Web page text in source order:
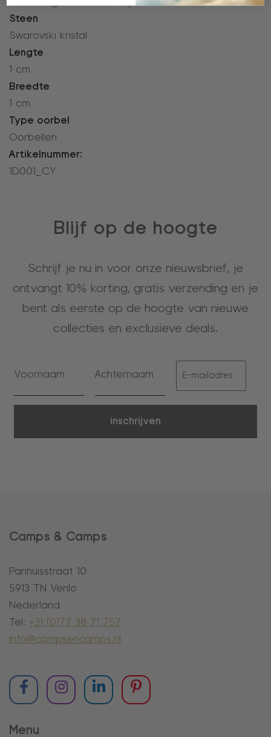
Steen
Swarovski kristal
Lengte
1 cm
Breedte
1 cm
Type oorbel
Oorbellen
Artikelnummer:
1D001_CY
Blijf op de hoogte
Schrijf je nu in voor onze nieuwsbrief, je
ontvangt 10% korting, gratis verzending en je
bent als eerste op de hoogte van nieuwe
collecties en exclusieve deals.
inschrijven
Camps & Camps
Panhuisstraat 10
5913 TN Venlo
Nederland
Tel: +31 (0)77 38 71 757
info@campsencamps.nl
Menu